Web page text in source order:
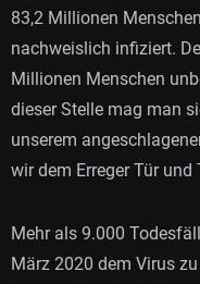
83,2 Millionen
nachweislich infiziert.
Millionen Menschen
dieser Stelle mag man
unserem
wir dem Erreger Tür und
Mehr als 9.000
März 2020 dem Virus